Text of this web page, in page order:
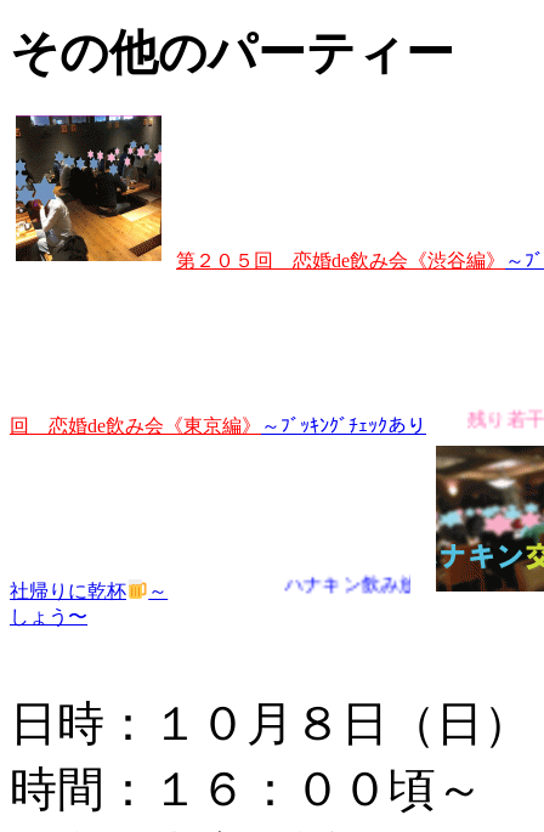
その他のパーティー
第２０５回 恋婚de飲み会《渋谷編》 ～ﾌ
回 恋婚de飲み会《東京編》 ～ﾌﾞｯｷﾝｸﾞﾁｪｯｸあり残り若干です
社帰りに乾杯 ～
ハナキン飲み放題(^^♪
しょう〜
日時：１０月８日（日）
時間：１６：００頃～